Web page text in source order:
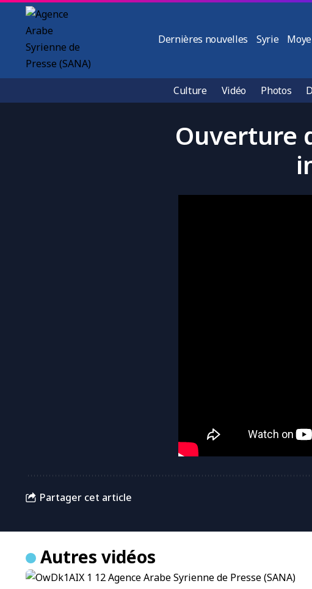
Dernières nouvelles Syrie
Culture Vidéo Photos
Ouverture
Partager cet article
Autres vidéos